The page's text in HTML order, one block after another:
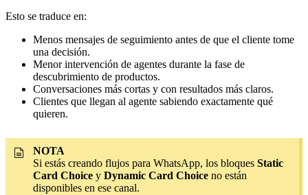
Esto se traduce en:
Menos mensajes de seguimiento antes de que el cliente tome
una decisión.
Menor intervención de agentes durante la fase de
descubrimiento de productos.
Conversaciones más cortas y con resultados más claros.
Clientes que llegan al agente sabiendo exactamente qué
quieren.
NOTA
Si estás creando flujos para WhatsApp, los bloques Static
Card Choice y Dynamic Card Choice no están
disponibles en ese canal.